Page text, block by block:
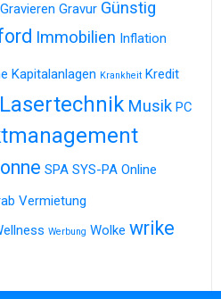
Gravieren Gravur Günstig
Immobilien Inflation
Kapitalanlagen Krankheit Kredit
Lasertechnik Musik PC
SPA SYS-PA Online
Vermietung
Werbung Wolke wrike